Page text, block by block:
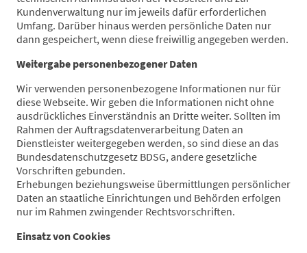
Kundenverwaltung nur im jeweils dafür erforderlichen
Umfang. Darüber hinaus werden persönliche Daten nur
dann gespeichert, wenn diese freiwillig angegeben werden.
Weitergabe personenbezogener Daten
Wir verwenden personenbezogene Informationen nur für
diese Webseite. Wir geben die Informationen nicht ohne
ausdrückliches Einverständnis an Dritte weiter. Sollten im
Rahmen der Auftragsdatenverarbeitung Daten an
Dienstleister weitergegeben werden, so sind diese an das
Bundesdatenschutzgesetz BDSG, andere gesetzliche
Vorschriften gebunden.
Erhebungen beziehungsweise übermittlungen persönlicher
Daten an staatliche Einrichtungen und Behörden erfolgen
nur im Rahmen zwingender Rechtsvorschriften.
Einsatz von Cookies